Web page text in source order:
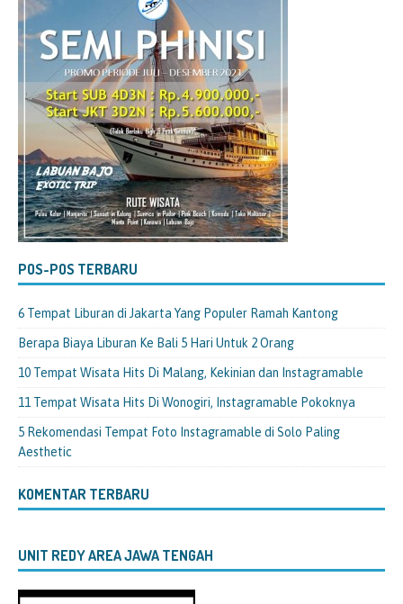
POS-POS TERBARU
6 Tempat Liburan di Jakarta Yang Populer Ramah Kantong
Berapa Biaya Liburan Ke Bali 5 Hari Untuk 2 Orang
10 Tempat Wisata Hits Di Malang, Kekinian dan Instagramable
11 Tempat Wisata Hits Di Wonogiri, Instagramable Pokoknya
5 Rekomendasi Tempat Foto Instagramable di Solo Paling
Aesthetic
KOMENTAR TERBARU
UNIT REDY AREA JAWA TENGAH